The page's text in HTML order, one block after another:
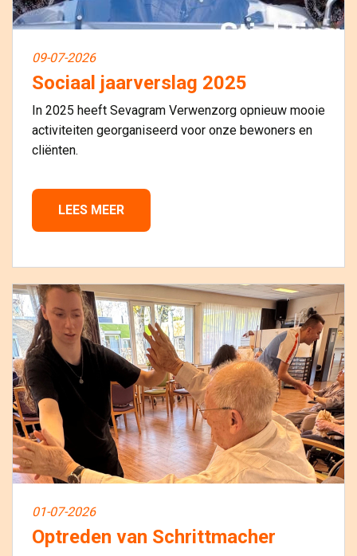
09-07-2026
Sociaal jaarverslag 2025
In 2025 heeft Sevagram Verwenzorg opnieuw mooie
activiteiten georganiseerd voor onze bewoners en
cliënten.
LEES MEER
01-07-2026
Optreden van Schrittmacher